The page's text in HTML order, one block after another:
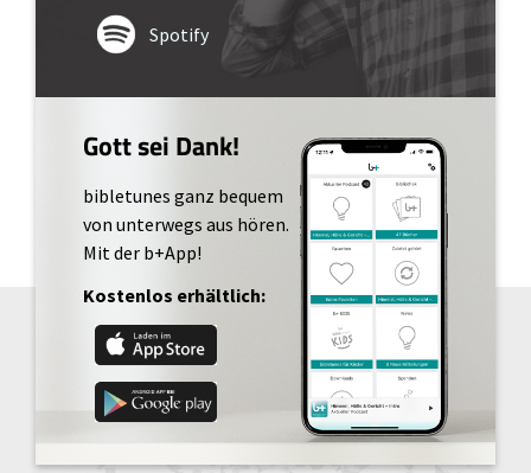
Spotify
Gott sei Dank!
bibletunes ganz bequem
von unterwegs aus hören.
Mit der b+App!
Kostenlos erhältlich: